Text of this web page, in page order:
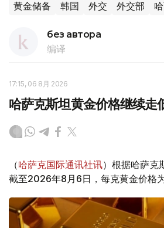
黄金储备 韩国 外交 外交部
без автора
编译
17:15, 06 8月 2026
哈萨克斯坦黄金价格继续走
（哈萨克国际通讯社讯）根据哈萨克
截至2026年8月6日，每克黄金价格